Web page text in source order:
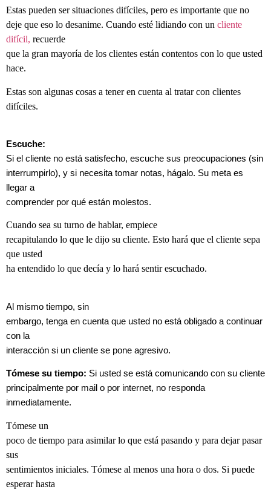
Estas pueden ser situaciones difíciles, pero es importante que no
deje que eso lo desanime. Cuando esté lidiando con un cliente
difícil, recuerde
que la gran mayoría de los clientes están contentos con lo que usted
hace.
Estas son algunas cosas a tener en cuenta al tratar con clientes
difíciles.
Escuche:
Si el cliente no está satisfecho, escuche sus preocupaciones (sin
interrumpirlo), y si necesita tomar notas, hágalo. Su meta es
llegar a
comprender por qué están molestos.
Cuando sea su turno de hablar, empiece
recapitulando lo que le dijo su cliente. Esto hará que el cliente sepa
que usted
ha entendido lo que decía y lo hará sentir escuchado.
Al mismo tiempo, sin
embargo, tenga en cuenta que usted no está obligado a continuar
con la
interacción si un cliente se pone agresivo.
Tómese su tiempo: Si usted se está comunicando con su cliente
principalmente por mail o por internet, no responda
inmediatamente.
Tómese un
poco de tiempo para asimilar lo que está pasando y para dejar pasar
sus
sentimientos iniciales. Tómese al menos una hora o dos. Si puede
esperar hasta